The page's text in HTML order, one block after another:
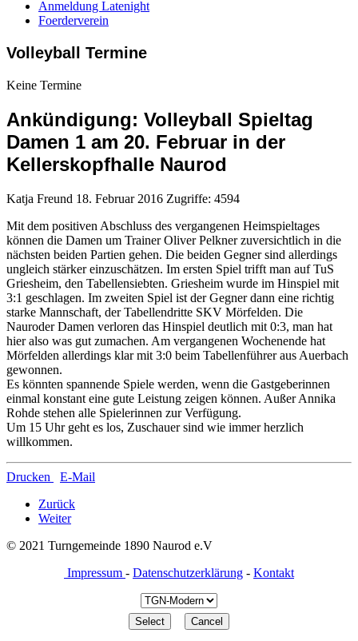
Anmeldung Latenight
Foerderverein
Volleyball Termine
Keine Termine
Ankündigung: Volleyball Spieltag
Damen 1 am 20. Februar in der
Kellerskopfhalle Naurod
Katja Freund 18. Februar 2016 Zugriffe: 4594
Mit dem positiven Abschluss des vergangenen Heimspieltages
können die Damen um Trainer Oliver Pelkner zuversichtlich in die
nächsten beiden Partien gehen. Die beiden Gegner sind allerdings
ungleich stärker einzuschätzen. Im ersten Spiel trifft man auf TuS
Griesheim, den Tabellensiebten. Griesheim wurde im Hinspiel mit
3:1 geschlagen. Im zweiten Spiel ist der Gegner dann eine richtig
starke Mannschaft, der Tabellendritte SKV Mörfelden. Die
Nauroder Damen verloren das Hinspiel deutlich mit 0:3, man hat
hier also was gut zumachen. Am vergangenen Wochenende hat
Mörfelden allerdings klar mit 3:0 beim Tabellenführer aus Auerbach
gewonnen.
Es könnten spannende Spiele werden, wenn die Gastgeberinnen
einmal konstant eine gute Leistung zeigen können. Außer Annika
Rohde stehen alle Spielerinnen zur Verfügung.
Um 15 Uhr geht es los, Zuschauer sind wie immer herzlich
willkommen.
Drucken
E-Mail
Zurück
Weiter
© 2021 Turngemeinde 1890 Naurod e.V
Impressum - Datenschutzerklärung - Kontakt